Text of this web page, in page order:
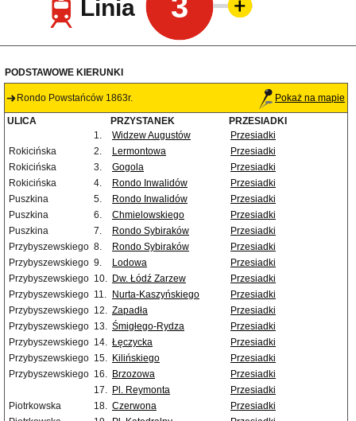
Linia
PODSTAWOWE KIERUNKI
Rondo Powstańców 1863r. Pokaż na mapie
ULICA PRZYSTANEK
PRZESIADKI
1.
Widzew Augustów
Przesiadki
Rokicińska
2. Lermontowa
Przesiadki
Rokicińska
3. Gogola
Przesiadki
Rokicińska
4. Rondo Inwalidów
Przesiadki
Puszkina
5. Rondo Inwalidów
Przesiadki
Puszkina
6. Chmielowskiego
Przesiadki
Puszkina
7. Rondo Sybiraków
Przesiadki
Przybyszewskiego 8. Rondo Sybiraków
Przesiadki
Przybyszewskiego 9. Lodowa
Przesiadki
Przybyszewskiego 10. Dw. Łódź Zarzew
Przesiadki
Przybyszewskiego 11. Nurta-Kaszyńskiego
Przesiadki
Przybyszewskiego 12. Zapadła
Przesiadki
Przybyszewskiego 13. Śmigłego-Rydza
Przesiadki
Przybyszewskiego 14. Łęczycka
Przesiadki
Przybyszewskiego 15. Kilińskiego
Przesiadki
Przybyszewskiego 16. Brzozowa
Przesiadki
17. Pl. Reymonta
Przesiadki
Piotrkowska
18. Czerwona
Przesiadki